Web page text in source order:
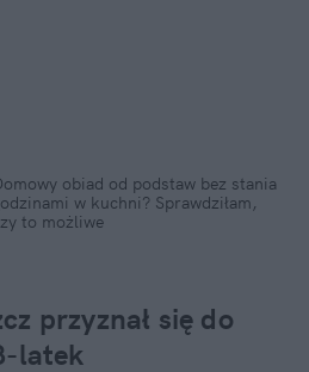
obiad od podstaw bez stania
w kuchni? Sprawdziłam,
to możliwe
przyznał się do
latek